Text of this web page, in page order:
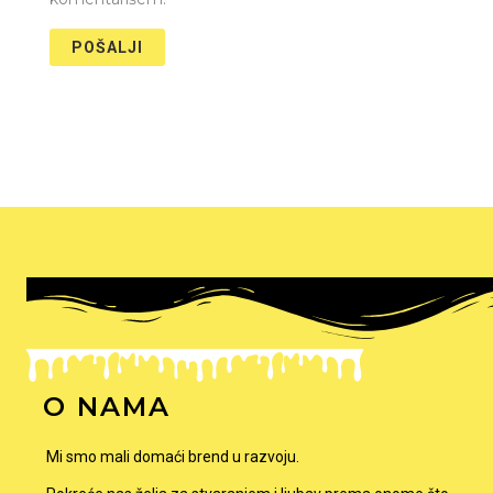
O NAMA
Mi smo mali domaći brend u razvoju.